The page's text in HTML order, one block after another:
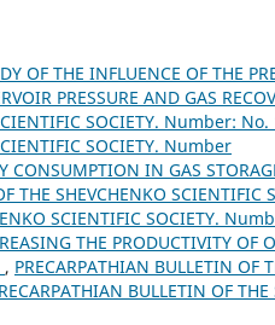
OF THE INFLUENCE OF THE
PRESSURE AND GAS
SOCIETY. Number:
SOCIETY. Number
CONSUMPTION IN GAS
THE SHEVCHENKO
SCIENTIFIC SOCIETY.
THE PRODUCTIVITY OF
, PRECARPATHIAN BULLETIN OF
BULLETIN OF THE